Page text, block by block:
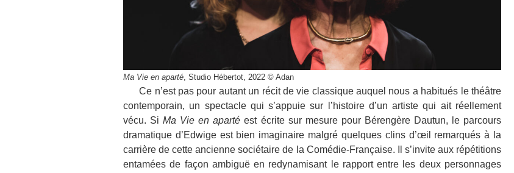
Ma Vie en aparté, Studio Hébertot, 2022 © Adan
Ce n’est pas pour autant un récit de vie classique auquel nous a habitués le théâtre
contemporain, un spectacle qui s’appuie sur l’histoire d’un artiste qui ait réellement
vécu. SiMa Vie en apartéest écrite sur mesure pour Bérengère Dautun, le parcours
dramatique d’Edwige est bien imaginaire malgré quelques clins d’œil remarqués à la
carrière de cette ancienne sociétaire de la Comédie-Française. Il s’invite aux répétitions
entamées de façon ambiguë en redynamisant le rapport entre les deux personnages